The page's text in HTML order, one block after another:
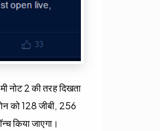
नोट 2 की तरह दिखता
को 128 जीबी, 256
किया जाएगा।